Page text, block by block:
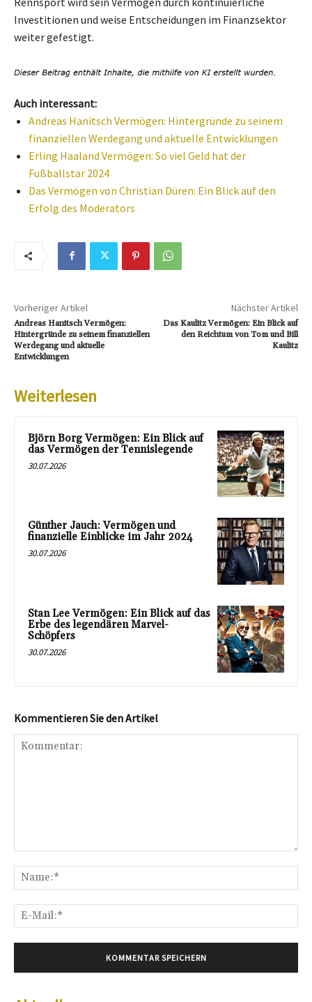
Investitionen und weise Entscheidungen im Finanzsektor
weiter gefestigt.
Auch interessant:
Andreas Hanitsch Vermögen: Hintergründe zu seinem
finanziellen Werdegang und aktuelle Entwicklungen
Erling Haaland Vermögen: So viel Geld hat der
Fußballstar 2024
Das Vermögen von Christian Düren: Ein Blick auf den
Erfolg des Moderators
Vorheriger Artikel
Andreas Hanitsch Vermögen:
Hintergründe zu seinem finanziellen
Werdegang und aktuelle
Entwicklungen
Nächster Artikel
Das Kaulitz Vermögen: Ein Blick auf
den Reichtum von Tom und Bill
Kaulitz
Weiterlesen
Björn Borg Vermögen: Ein Blick auf
das Vermögen der Tennislegende
30.07.2026
Günther Jauch: Vermögen und
finanzielle Einblicke im Jahr 2024
30.07.2026
Stan Lee Vermögen: Ein Blick auf das
Erbe des legendären Marvel-
Schöpfers
30.07.2026
Kommentieren Sie den Artikel